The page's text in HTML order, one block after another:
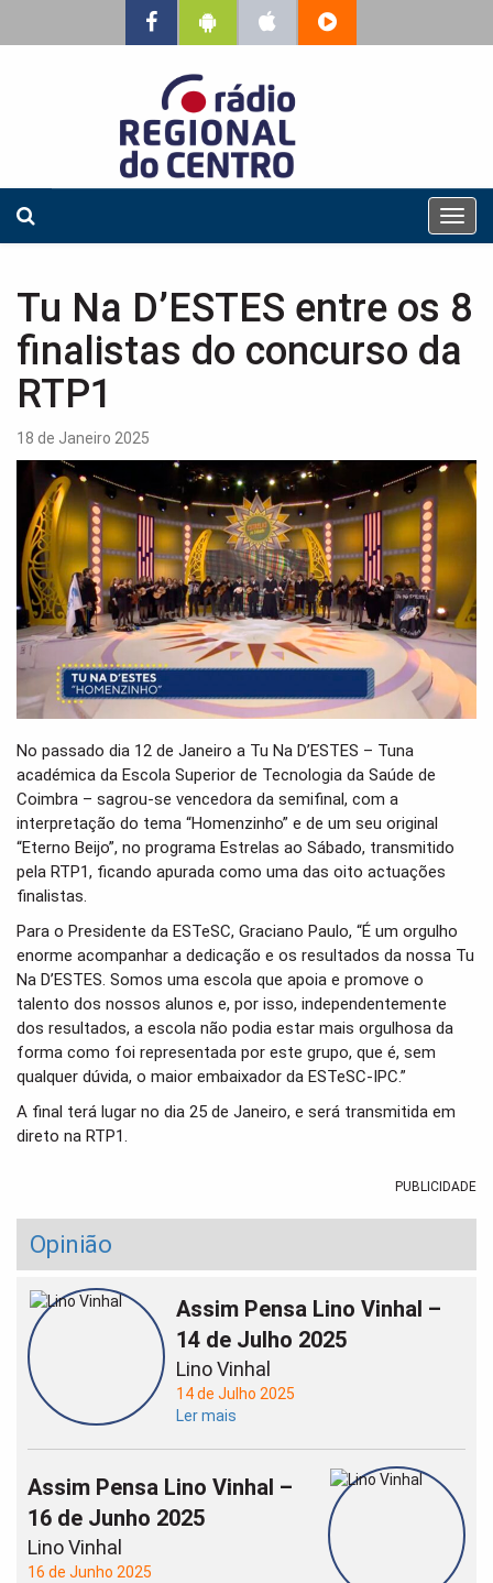
T
o
l
n
t
i
n
Tu Na D’ESTES entre os 8
finalistas do concurso da
RTP1
18 de Janeiro 2025
No passado dia 12 de Janeiro a Tu Na D’ESTES – Tuna
académica da Escola Superior de Tecnologia da Saúde de
Coimbra – sagrou-se vencedora da semifinal, com a
interpretação do tema “Homenzinho” e de um seu original
“Eterno Beijo”, no programa Estrelas ao Sábado, transmitido
pela RTP1, ficando apurada como uma das oito actuações
finalistas.
Para o Presidente da ESTeSC, Graciano Paulo, “É um orgulho
enorme acompanhar a dedicação e os resultados da nossa Tu
Na D’ESTES. Somos uma escola que apoia e promove o
talento dos nossos alunos e, por isso, independentemente
dos resultados, a escola não podia estar mais orgulhosa da
forma como foi representada por este grupo, que é, sem
qualquer dúvida, o maior embaixador da ESTeSC-IPC.”
A final terá lugar no dia 25 de Janeiro, e será transmitida em
direto na RTP1.
PUBLICIDADE
Opinião
Assim Pensa Lino Vinhal –
14 de Julho 2025
Lino Vinhal
14 de Julho 2025
Ler mais
Assim Pensa Lino Vinhal –
16 de Junho 2025
Lino Vinhal
16 de Junho 2025